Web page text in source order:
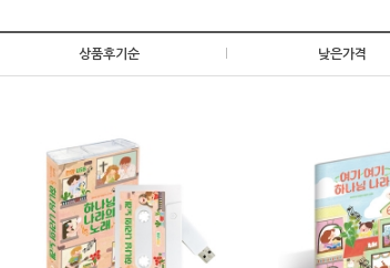
상품후기순 낮은가격